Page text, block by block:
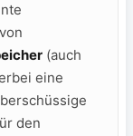
(auch
eine
den